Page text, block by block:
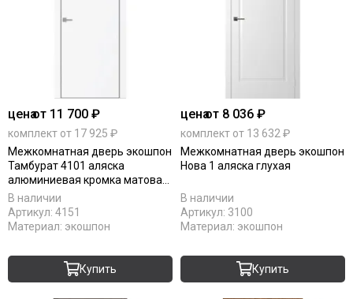
ценаот 11 700 ₽
комплект от 17 925 ₽
Межкомнатная дверь экошпон
Тамбурат 4101 аляска
алюминиевая кромка матовая
глухая
В наличии
Артикул: 4151
Материал: экошпон
Купить
ценаот 8 036 ₽
комплект от 13 632 ₽
Межкомнатная дверь экошпон
Нова 1 аляска глухая
В наличии
Артикул: 3100
Материал: экошпон
Купить